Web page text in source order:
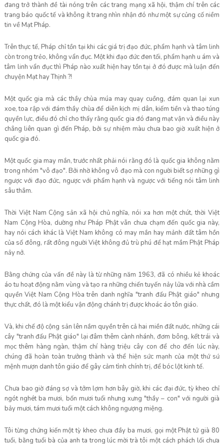
đang trở thành đề tài nóng trên các trang mạng xã hội, thậm chí trên các
trang báo quốc tế và không ít trang nhìn nhận đó như một sự củng cố niềm
tin về Mạt Pháp.
Trên thực tế, Pháp chỉ tồn tại khi các giá trị đạo đức, phẩm hạnh và tâm linh
còn trong trẻo, không vẩn đục. Một khi đạo đức đen tối, phẩm hạnh u ám và
tâm linh vẩn đục thì Pháp nào xuất hiện hay tồn tại ở đó được mà luận đến
chuyện Mạt hay Thịnh ?!
Một quốc gia mà các thầy chùa múa may quay cuồng, đám quan lại xun
xoe, toa rập với đám thầy chùa để diễn kịch mị dân, kiếm tiền và thao túng
quyền lực, điều đó chỉ cho thấy rằng quốc gia đó đang mạt vận và điều này
chẳng liên quan gì đến Pháp, bởi sự nhiệm màu chưa bao giờ xuất hiện ở
quốc gia đó.
Một quốc gia may mắn, trước nhất phải nói rằng đó là quốc gia không nằm
trong nhóm "vô đạo". Bởi nhờ không vô đạo mà con người biết sợ những gì
ngược với đạo đức, ngược với phẩm hạnh và ngược với tiếng nói tâm linh
sâu thẳm.
Thời Việt Nam Cộng sản xã hội chủ nghĩa, nói xa hơn một chút, thời Việt
Nam Cộng Hòa, dường như Pháp Phật vẫn chưa chạm đến quốc gia này,
hay nói cách khác là Việt Nam không có may mắn hay mảnh đất tâm hồn
của số đông, rất đông người Việt không đủ trù phú để hạt mầm Phật Pháp
nảy nở.
Bằng chứng của vấn đề này là từ những năm 1963, đã có nhiều kẻ khoác
áo tu hoạt động nằm vùng và tạo ra những chiến tuyến nảy lửa với nhà cầm
quyền Việt Nam Cộng Hòa trên danh nghĩa "tranh đấu Phật giáo" nhưng
thực chất, đó là một kiểu vận động chánh trị được khoác áo tôn giáo.
Và, khi chế độ cộng sản lên nắm quyền trên cả hai miền đất nước, những cái
cây "tranh đấu Phật giáo" lại đâm thêm cành nhánh, đơm bông, kết trái và
mọc thêm hàng ngàn, thậm chí hàng triệu cây con để cho đến lúc này,
chúng đã hoàn toàn trưởng thành và thể hiện sức mạnh của một thứ sứ
mệnh mượn danh tôn giáo để gây cảm tình chính trị, để bóc lột kinh tế.
Chưa bao giờ đáng sợ và tởm lợm hơn bây giờ, khi các đại đức, tỳ kheo chỉ
ngót nghét ba mươi, bốn mươi tuổi nhưng xưng "thầy – con" với người già
bảy mươi, tám mươi tuổi một cách không ngượng miệng.
Tôi từng chứng kiến một tỳ kheo chưa đầy ba mươi, gọi một Phật tử già 80
tuổi, bằng tuổi bà của anh ta trong lúc mời trà tôi một cách phách lối chưa